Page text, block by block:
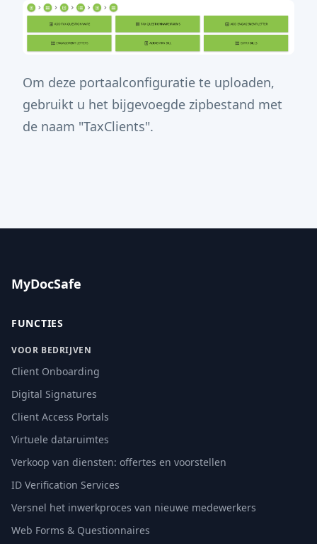
Om deze portaalconfiguratie te uploaden,
gebruikt u het bijgevoegde zipbestand met
de naam "TaxClients".
MyDocSafe
FUNCTIES
VOOR BEDRIJVEN
Client Onboarding
Digital Signatures
Client Access Portals
Virtuele dataruimtes
Verkoop van diensten: offertes en voorstellen
ID Verification Services
Versnel het inwerkproces van nieuwe medewerkers
Web Forms & Questionnaires